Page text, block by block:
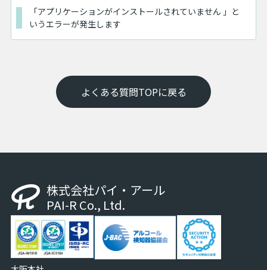
「アプリケーションがインストールされていません 」と
いうエラーが発生します
よくある質問TOPに戻る
株式会社パイ・アール
PAI-R Co., Ltd.